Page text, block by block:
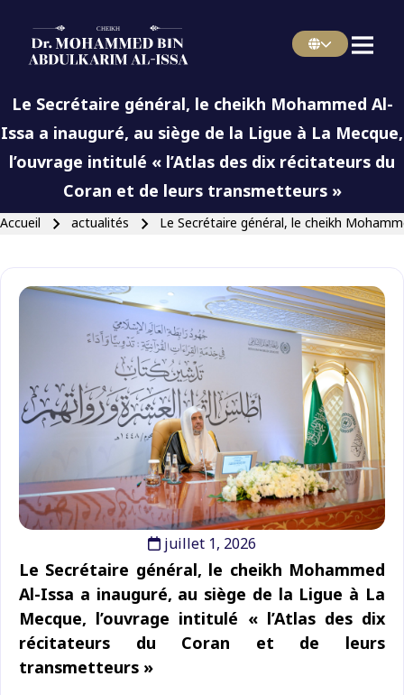
Fermer la recherche
Le Secrétaire général, le cheikh Mohammed Al-
Issa a inauguré, au siège de la Ligue à La Mecque,
l’ouvrage intitulé « l’Atlas des dix récitateurs du
Coran et de leurs transmetteurs »
Fil d'Ariane
Accueil actualités Le Secrétaire général, le cheikh
juillet 1, 2026
Le Secrétaire général, le cheikh Mohammed
Al-Issa a inauguré, au siège de la Ligue à La
Mecque, l’ouvrage intitulé « l’Atlas des dix
récitateurs du Coran et de leurs
transmetteurs »